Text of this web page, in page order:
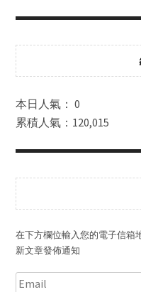
本日人氣： 0
累積人氣：120,015
在下方欄位輸入您的電子信箱
新文章發佈通知